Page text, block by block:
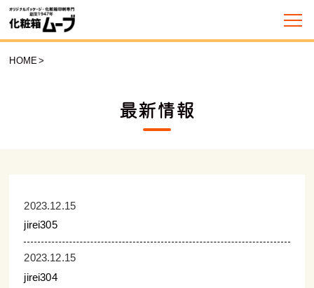
HOME>
最新情報
2023.12.15
jirei305
2023.12.15
jirei304